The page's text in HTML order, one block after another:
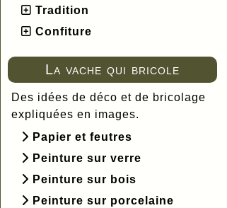
Tradition
Confiture
La vache qui bricole
Des idées de déco et de bricolage
expliquées en images.
Papier et feutres
Peinture sur verre
Peinture sur bois
Peinture sur porcelaine